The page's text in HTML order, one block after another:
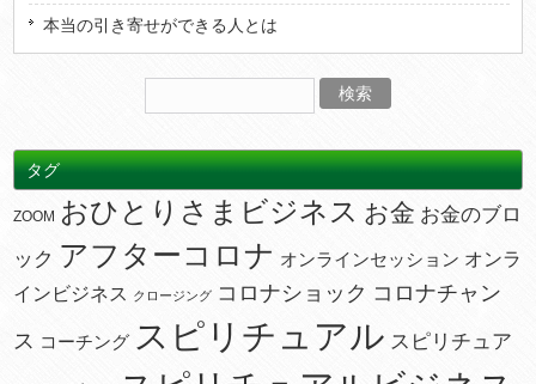
本当の引き寄せができる人とは
タグ
ZOOM おひとりさまビジネス お金 お金のブロ
ック アフターコロナ オンラインセッション オンラ
インビジネス クロージング コロナショック コロナチャン
ス コーチング スピリチュアル スピリチュア